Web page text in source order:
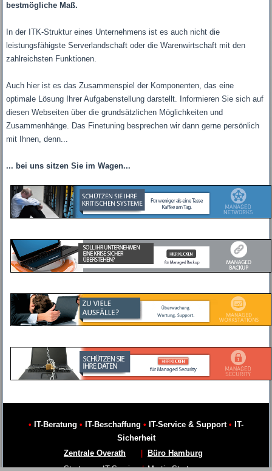
bestmögliche Maß.
In der ITK-Struktur eines Unternehmens ist es auch nicht die
leistungsfähigste Serverlandschaft oder die Warenwirtschaft mit den
zahlreichsten Funktionen.
Auch hier ist es das Zusammenspiel der Komponenten, das eine
optimale Lösung Ihrer Aufgabenstellung darstellt. Informieren Sie sich auf
diesen Webseiten über die grundsätzlichen Möglichkeiten und
Zusammenhänge. Das Finetuning besprechen wir dann gerne persönlich
mit Ihnen, denn...
... bei uns sitzen Sie im Wagen...
• IT-Beratung • IT-Beschaffung • IT-Service & Support • IT-
Sicherheit
Zentrale Overath
| Büro Hamburg
Stratmann IT-Service | Martin Stratmann